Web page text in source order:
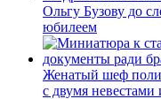
Ольгу Бузову до
юбилеем
Женатый шеф
с двумя невестами